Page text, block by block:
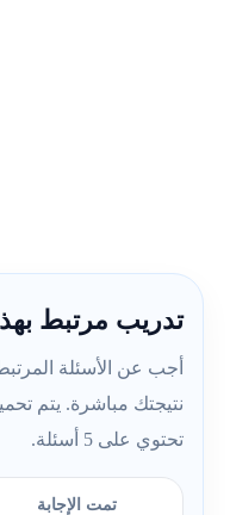
تدريب مرتبط
أجب عن الأسئلة
نتيجتك مباشرة. يتم
تحتوي على 5 أسئلة.
تمت الإجابة